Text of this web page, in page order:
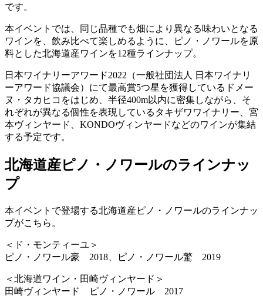
です。
本イベントでは、同じ品種でも畑により異なる味わいとなる
ワインを、飲み比べて楽しめるように、ピノ・ノワールを原
料とした北海道産ワインを12種ラインナップ。
日本ワイナリーアワード2022（一般社団法人 日本ワイナリ
ーアワード協議会）にて最高賞5つ星を獲得しているドメー
ヌ・タカヒコをはじめ、半径400m以内に密集しながら、そ
れぞれが異なる個性を表現しているタキザワワイナリー、宮
本ヴィンヤード、KONDOヴィンヤードなどのワインが集結
する予定です。
北海道産ピノ・ノワールのラインナッ
プ
本イベントで登場する北海道産ピノ・ノワールのラインナッ
プがこちら。
＜ド・モンティーユ＞
ピノ・ノワール豪 2018、ピノ・ノワール驚 2019
＜北海道ワイン・田崎ヴィンヤード＞
田崎ヴィンヤード ピノ・ノワール 2017